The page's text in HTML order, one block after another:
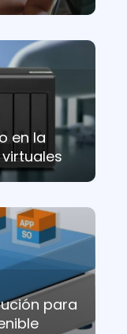
en la
para